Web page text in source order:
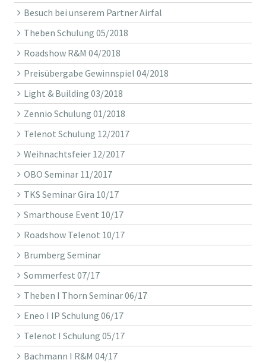
Besuch bei unserem Partner Airfal
Theben Schulung 05/2018
Roadshow R&M 04/2018
Preisübergabe Gewinnspiel 04/2018
Light & Building 03/2018
Zennio Schulung 01/2018
Telenot Schulung 12/2017
Weihnachtsfeier 12/2017
OBO Seminar 11/2017
TKS Seminar Gira 10/17
Smarthouse Event 10/17
Roadshow Telenot 10/17
Brumberg Seminar
Sommerfest 07/17
Theben I Thorn Seminar 06/17
Eneo I IP Schulung 06/17
Telenot I Schulung 05/17
Bachmann I R&M 04/17